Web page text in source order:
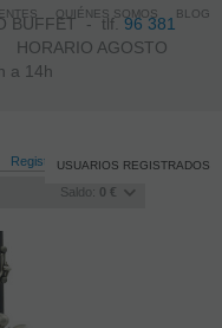
BUFFET -tlf.96 381
AGOSTO
a 14h
Registro /Iniciar sesión
Saldo: 0 €
USUARIOS REGISTRADOS
QUIÉNES SOMOS BLOG